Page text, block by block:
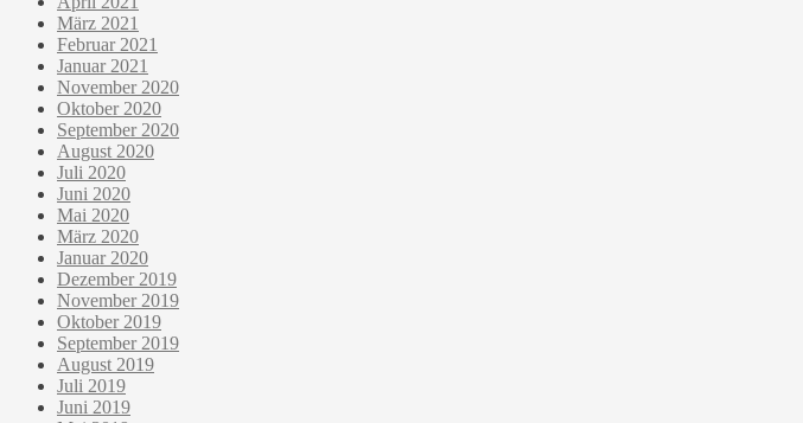
März 2021
Februar 2021
Januar 2021
November 2020
Oktober 2020
September 2020
August 2020
Juli 2020
Juni 2020
Mai 2020
März 2020
Januar 2020
Dezember 2019
November 2019
Oktober 2019
September 2019
August 2019
Juli 2019
Juni 2019